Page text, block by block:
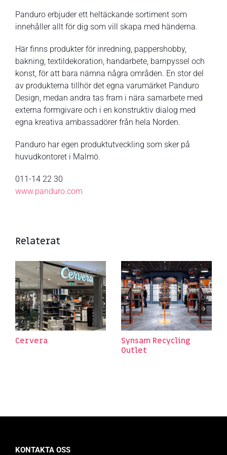
Panduro erbjuder ett heltäckande sortiment som
innehåller allt för dig som vill skapa med händerna.
Här finns produkter för inredning, pappershobby,
bakning, textildekoration, handarbete, barnpyssel och
konst, för att bara nämna några områden. En stor del
av produkterna tillhör det egna varumärket Panduro
Design, medan andra tas fram i nära samarbete med
externa formgivare och i en konstruktiv dialog med
egna kreativa ambassadörer från hela Norden.
Panduro har egen produktutveckling som sker på
huvudkontoret i Malmö.
011-14 22 30
www.panduro.com
Relaterat
Cervera
Synsam Recycling
Outlet
KONTAKTA OSS